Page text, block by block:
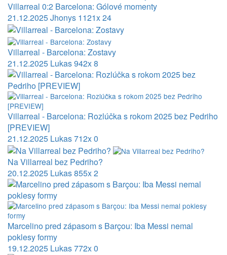
Villarreal 0:2 Barcelona: Gólové momenty
21.12.2025Jhonys 1121x24
Villarreal - Barcelona: Zostavy
21.12.2025 Lukas942x8
Villarreal - Barcelona: Rozlúčka s rokom 2025 bez Pedriho
[PREVIEW]
21.12.2025 Lukas712x0
Na Villarreal bez Pedriho?
20.12.2025 Lukas855x2
Marcelino pred zápasom s Barçou: Iba Messi nemal
poklesy formy
19.12.2025 Lukas772x0